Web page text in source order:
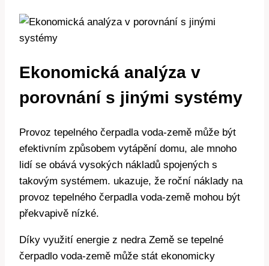
Ekonomická analýza v
porovnání s jinými systémy
Provoz tepelného čerpadla voda-země může být
efektivním způsobem vytápění domu, ale mnoho
lidí se obává vysokých nákladů spojených s
takovým systémem. ukazuje, že roční náklady na
provoz tepelného čerpadla voda-země mohou být
překvapivě nízké.
Díky využití energie z nedra Země se tepelné
čerpadlo voda-země může stát ekonomicky